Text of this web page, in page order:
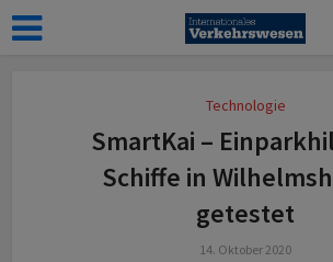
Technologie
SmartKai –
Schiffe in
getestet
14. Oktober 2020